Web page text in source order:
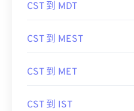
CST 到 MDT
CST 到 MEST
CST 到 MET
CST 到 IST